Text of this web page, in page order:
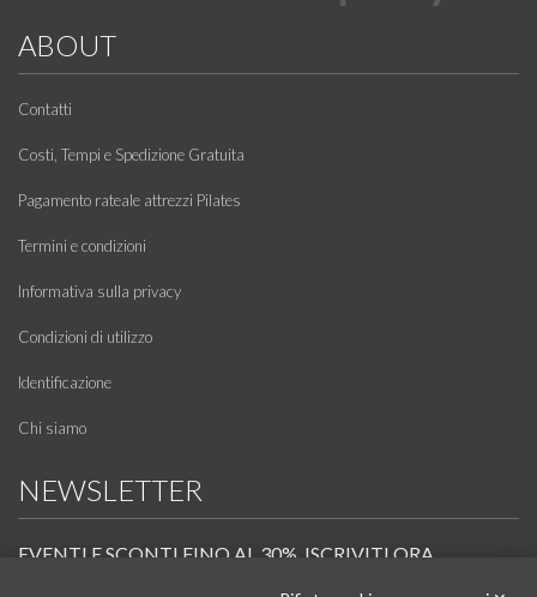
ABOUT
Contatti
Costi, Tempi e Spedizione Gratuita
Pagamento rateale attrezzi Pilates
Termini e condizioni
Informativa sulla privacy
Condizioni di utilizzo
Identificazione
Chi siamo
NEWSLETTER
EVENTI E SCONTI FINO AL 30%. ISCRIVITI ORA.